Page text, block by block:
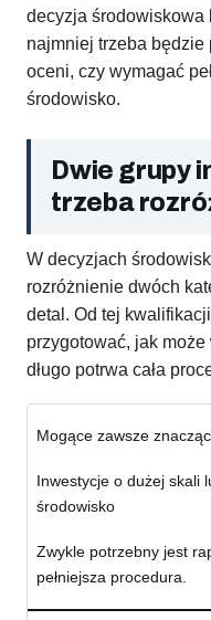
decyzja środowiskowa
najmniej trzeba będzie
oceni, czy wymagać
środowisko.
Dwie grupy
trzeba
W decyzjach
rozróżnienie dwóch
detal. Od tej
przygotować, jak
długo potrwa cała
Mogące zawsze
Inwestycje o dużej skali
środowisko
Zwykle potrzebny jest
pełniejsza procedura.